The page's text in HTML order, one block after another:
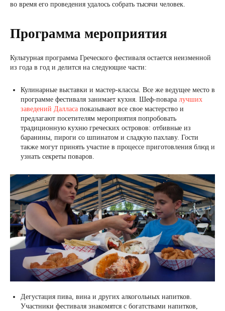
во время его проведения удалось собрать тысячи человек.
Программа мероприятия
Культурная программа Греческого фестиваля остается неизменной
из года в год и делится на следующие части:
Кулинарные выставки и мастер-классы. Все же ведущее место в
программе фестиваля занимает кухня. Шеф-повара лучших
заведений Далласа показывают все свое мастерство и
предлагают посетителям мероприятия попробовать
традиционную кухню греческих островов: отбивные из
баранины, пироги со шпинатом и сладкую пахлаву. Гости
также могут принять участие в процессе приготовления блюд и
узнать секреты поваров.
Дегустация пива, вина и других алкогольных напитков.
Участники фестиваля знакомятся с богатствами напитков,